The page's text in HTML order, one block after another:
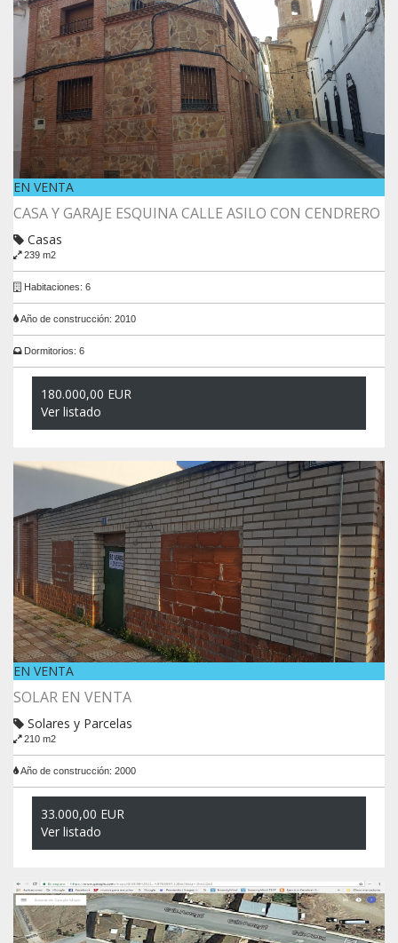
EN VENTA
CASA Y GARAJE ESQUINA CALLE ASILO CON CENDRERO
Casas
239 m2
Habitaciones: 6
Año de construcción: 2010
Dormitorios: 6
180.000,00 EUR
Ver listado
EN VENTA
SOLAR EN VENTA
Solares y Parcelas
210 m2
Año de construcción: 2000
33.000,00 EUR
Ver listado